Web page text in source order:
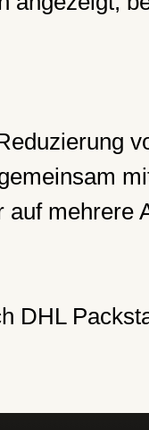
auf mehrere
DHL